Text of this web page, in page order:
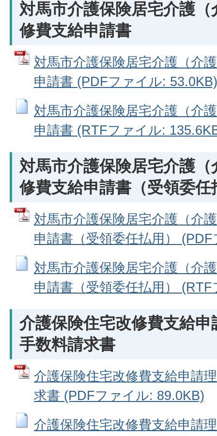
対馬市介護保険居宅介護
修費支給申請書
対馬市介護保険居宅介護（介
申請書 (PDFファイル: 53.0KB)
対馬市介護保険居宅介護（介
申請書 (RTFファイル:
対馬市介護保険居宅介護
修費支給申請書（受領委任
対馬市介護保険居宅介護（介
申請書（受領委任払用）
対馬市介護保険居宅介護（介
申請書（受領委任払用）
介護保険住宅改修費支給
手数料請求書
介護保険住宅改修費支給申請
求書 (PDFファイル: 89.0KB)
介護保険住宅改修費支給申請